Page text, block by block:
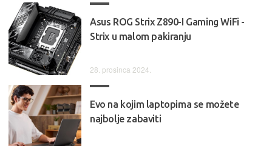
Asus ROG Strix Z890-I Gaming WiFi -
Strix u malom pakiranju
28. prosinca 2024.
Evo na kojim laptopima se možete
najbolje zabaviti